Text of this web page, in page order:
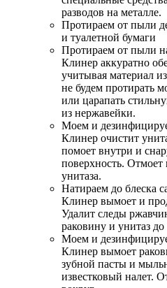
разводов на металле.
Протираем от пыли
и туалетной бумаги
Протираем от пыли
Клинер аккуратно
учитывая материал
не будем протирать
или царапать
из нержавейки.
Моем и
Клинер очистит
помоет внутри и
поверхность.
унитаза.
Натираем до блеска
Клинер вымоет и
Удалит следы
раковину и унитаз до
Моем и
Клинер вымоет
зубной пасты и
известковый налет.